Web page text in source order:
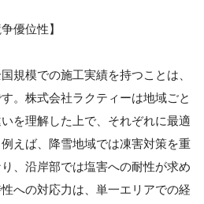
優位性】
規模での施工実績を持つことは、
。株式会社ラクティーは地域ごと
を理解した上で、それぞれに最適
えば、降雪地域では凍害対策を重
、沿岸部では塩害への耐性が求め
への対応力は、単一エリアでの経